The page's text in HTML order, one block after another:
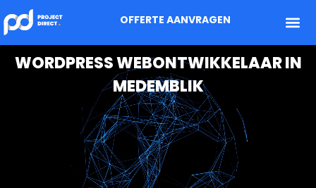
OFFERTE AANVRAGEN
WORDPRESS WEBONTWIKKELAAR IN
MEDEMBLIK